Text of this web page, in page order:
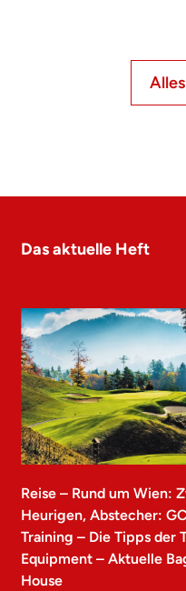
Das aktuelle Heft
Reise – Rund um Wien:
Heurigen, Abstecher:
Training – Die Tipps der
Equipment – Aktuelle
House